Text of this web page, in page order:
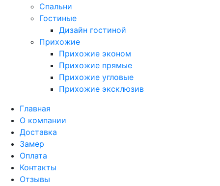
Спальни
Гостиные
Дизайн гостиной
Прихожие
Прихожие эконом
Прихожие прямые
Прихожие угловые
Прихожие эксклюзив
Главная
О компании
Доставка
Замер
Оплата
Контакты
Отзывы